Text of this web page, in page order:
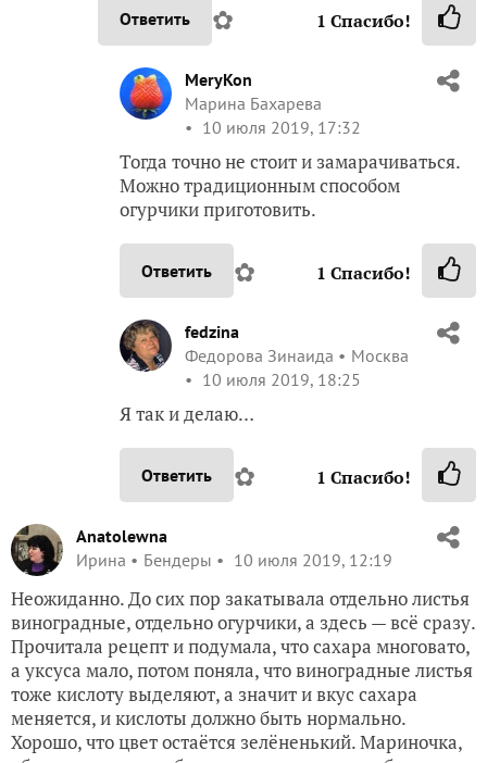
Ответить ✿ 1 Спасибо!
MeryKon
Марина Бахарева
10 июля 2019, 17:32
Тогда точно не стоит и замарачиваться.
Можно традиционным способом
огурчики приготовить.
Ответить ✿ 1 Спасибо!
fedzina
Федорова Зинаида
Москва
10 июля 2019, 18:25
Я так и делаю…
Ответить ✿ 1 Спасибо!
Anatolewna
Ирина
Бендеры 10 июля 2019, 12:19
Неожиданно. До сих пор закатывала отдельно листья
виноградные, отдельно огурчики, а здесь — всё сразу.
Прочитала рецепт и подумала, что сахара многовато,
а уксуса мало, потом поняла, что виноградные листья
тоже кислоту выделяют, а значит и вкус сахара
меняется, и кислоты должно быть нормально.
Хорошо, что цвет остаётся зелёненький. Мариночка,